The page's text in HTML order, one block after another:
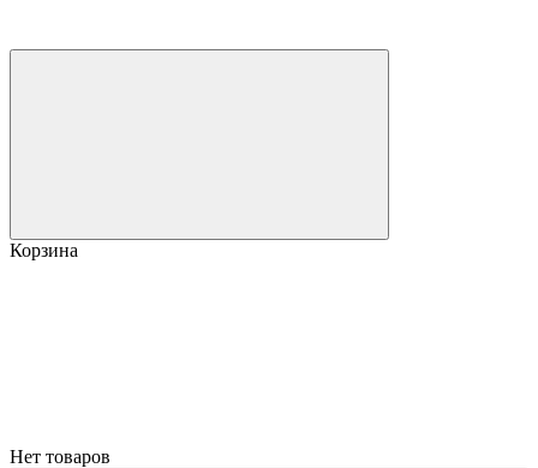
Корзина
Нет товаров